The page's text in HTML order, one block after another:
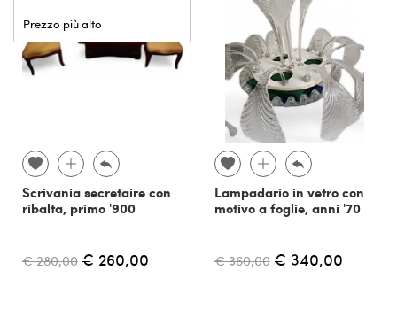
Prezzo più alto
Scrivania secretaire con
ribalta, primo '900
€ 280,00 € 260,00
Lampadario in vetro con
motivo a foglie, anni '70
€ 360,00 € 340,00